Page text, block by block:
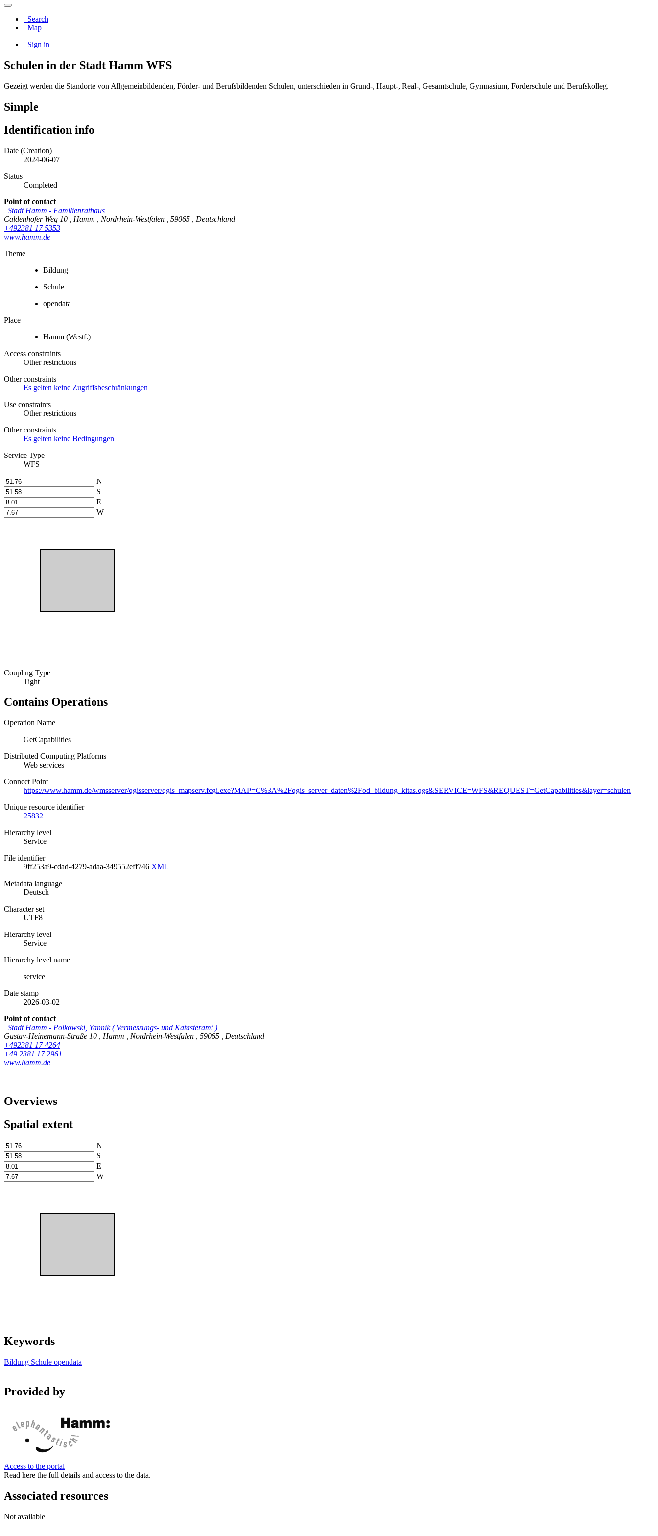
Search
Map
Sign in
Schulen in der Stadt Hamm WFS
Gezeigt werden die Standorte von Allgemeinbildenden, Förder- und Berufsbildenden Schulen, unterschieden in Grund-, Haupt-, Real-, Gesamtschule, Gymnasium, Förderschule und Berufskolleg.
Simple
Identification info
Date (Creation)
2024-06-07
Status
Completed
Point of contact
Stadt Hamm - Familienrathaus
Caldenhofer Weg 10
Hamm Nordrhein-Westfalen 59065
Deutschland
+492381 17 5353
www.hamm.de
Theme
Bildung
Schule
opendata
Place
Hamm (Westf.)
Access constraints
Other restrictions
Other constraints
Es gelten keine Zugriffsbeschränkungen
Use constraints
Other restrictions
Other constraints
Es gelten keine Bedingungen
Service Type
WFS
N
S
E
W
Coupling Type
Tight
Contains Operations
Operation Name
GetCapabilities
Distributed Computing Platforms
Web services
Connect Point
https://www.hamm.de/wmsserver/qgisserver/qgis_mapserv.fcgi.exe?MAP=C%3A%2Fqgis_server_daten%2Fod_bildung_kitas.qgs&SERVICE=WFS&REQUEST=GetCapabilities&layer=schulen
Unique resource identifier
25832
Hierarchy level
Service
File identifier
9ff253a9-cdad-4279-adaa-349552eff746 XML
Metadata language
Deutsch
Character set
UTF8
Hierarchy level
Service
Hierarchy level name
service
Date stamp
2026-03-02
Point of contact
Stadt Hamm - Polkowski, Yannik( Vermessungs- und Katasteramt )
Gustav-Heinemann-Straße 10
Hamm Nordrhein-Westfalen 59065
Deutschland
+492381 17 4264
+49 2381 17 2961
www.hamm.de
Overviews
Spatial extent
N
S
E
W
Keywords
Bildung Schule opendata
Provided by
Access to the portal
Read here the full details and access to the data.
Associated resources
Not available